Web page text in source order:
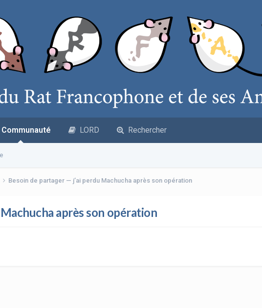
Communauté LORD Rechercher
Besoin de partager — j’ai perdu Machucha après son opération
après son opération